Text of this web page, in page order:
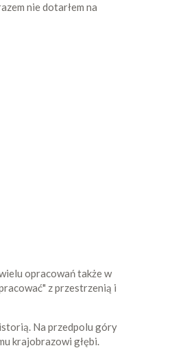
nie dotarłem na
opracowań także w
z przestrzenią i
Na przedpolu góry
krajobrazowi głębi.